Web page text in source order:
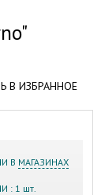
В ИЗБРАННОЕ
В МАГАЗИНАХ
: 1 шт.